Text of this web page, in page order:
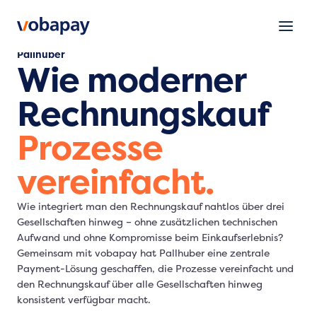
Pallhuber
Wie moderner
Rechnungskauf
Prozesse
vereinfacht.
Wie integriert man den Rechnungskauf nahtlos über drei
Gesellschaften hinweg – ohne zusätzlichen technischen
Aufwand und ohne Kompromisse beim Einkaufserlebnis?
Gemeinsam mit vobapay hat Pallhuber eine zentrale
Payment-Lösung geschaffen, die Prozesse vereinfacht und
den Rechnungskauf über alle Gesellschaften hinweg
konsistent verfügbar macht.